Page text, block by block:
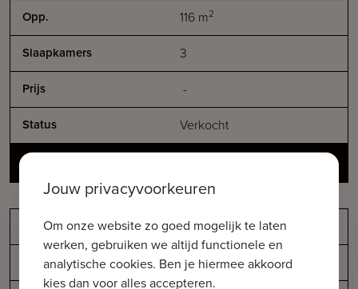
116 m2
3
-
Verkocht
Appartement
APP 1.2
Jouw privacyvoorkeuren
Om onze website zo goed mogelijk te laten
werken, gebruiken we altijd functionele en
analytische cookies. Ben je hiermee akkoord
kies dan voor alles accepteren.